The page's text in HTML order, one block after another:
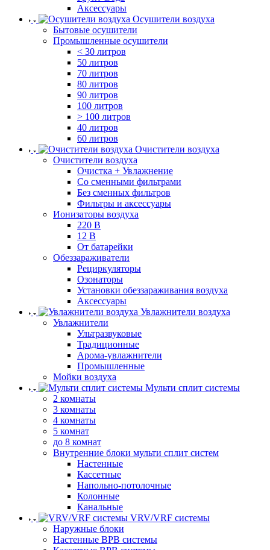
Аксессуары
Осушители воздуха
Бытовые осушители
Промышленные осушители
< 30 литров
50 литров
70 литров
80 литров
90 литров
100 литров
> 100 литров
40 литров
60 литров
Очистители воздуха
Очистители воздуха
Очистка + Увлажнение
Cо сменными фильтрами
Без сменных фильтров
Фильтры и аксессуары
Ионизаторы воздуха
220 В
12 В
От батарейки
Обеззараживатели
Рециркуляторы
Озонаторы
Установки обеззараживания воздуха
Аксессуары
Увлажнители воздуха
Увлажнители
Ультразвуковые
Традиционные
Арома-увлажнители
Промышленные
Мойки воздуха
Мульти сплит системы
2 комнаты
3 комнаты
4 комнаты
5 комнат
до 8 комнат
Внутренние блоки мульти сплит систем
Настенные
Кассетные
Напольно-потолочные
Колонные
Канальные
VRV/VRF системы
Наружные блоки
Настенные ВРВ системы